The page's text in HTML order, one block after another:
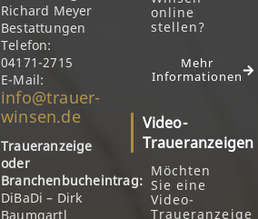
Richard Meyer
Bestattungen
Telefon:
04171-2715
E-Mail:
info@trauer-
winsen.de
Traueranzeige
oder
Branchenbucheintrag:
DiBaDi – Dirk
Baumgartl
online
stellen?
Mehr
Informationen
Video-
Traueranzeigen
Möchten
Sie eine
Video-
Traueranzeige